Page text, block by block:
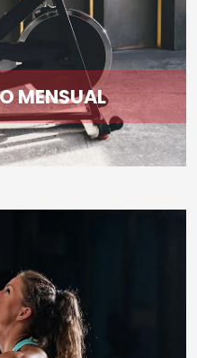
MENSUAL